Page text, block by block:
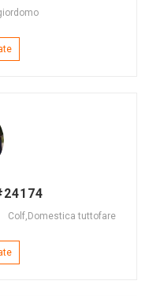
Colf, Domestica tuttofare